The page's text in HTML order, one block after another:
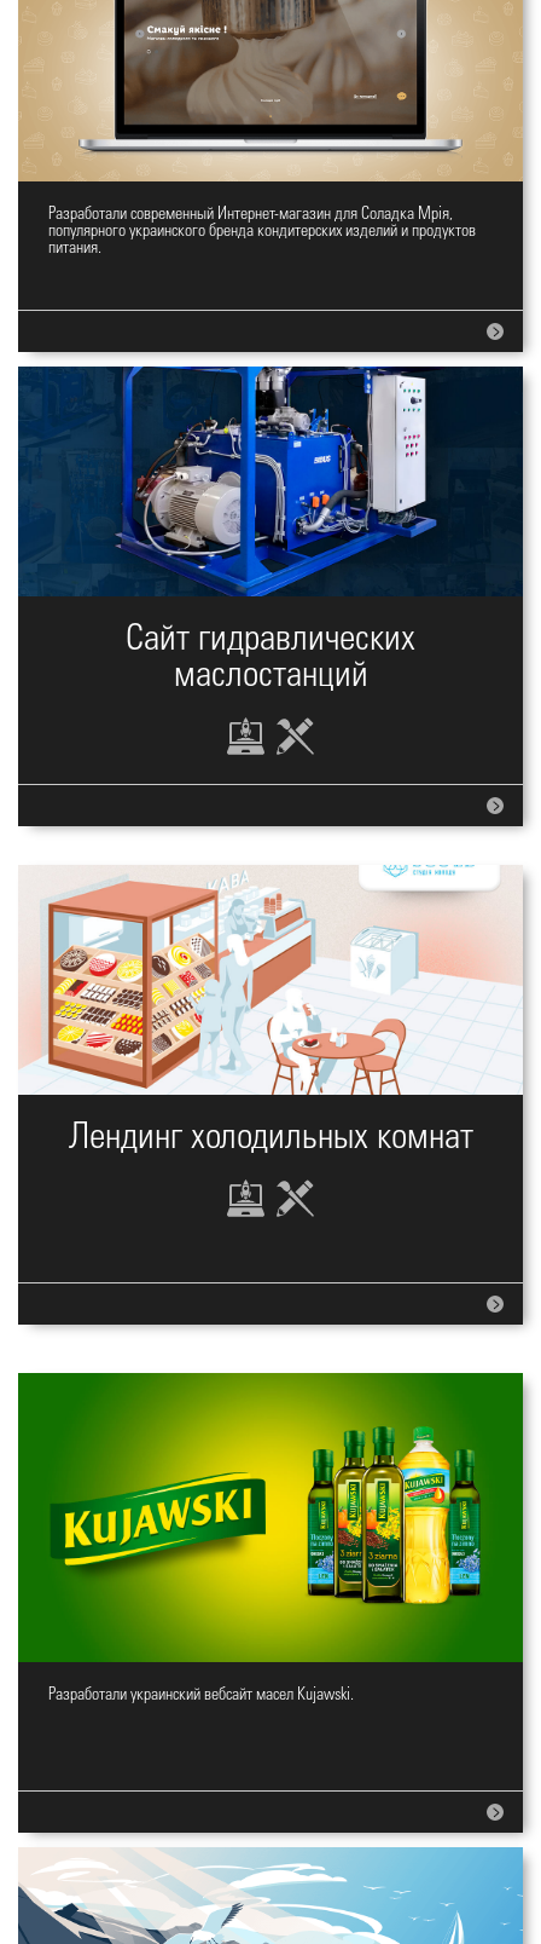
Интернет-магазин Солодка Мрія
Разработали современный Интернет-магазин для Соладка Мрія,
популярного украинского бренда кондитерских изделий и продуктов
питания.
Сайт гидравлических
маслостанций
Лендинг холодильных комнат
Вебсайт для масел
Разработали украинский вебсайт масел Kujawski.